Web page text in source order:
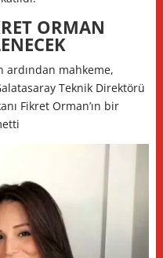
ORMAN
ardından mahkeme,
Teknik Direktörü
Fikret Orman’ın bir